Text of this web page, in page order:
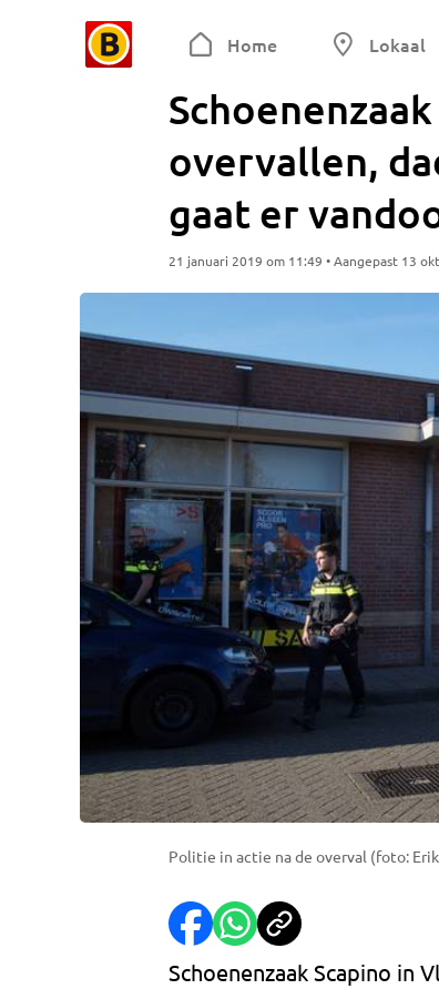
Home Lokaal
overvallen,
gaat er
21 januari 2019 om 11:49 • Aangepast 13
Politie in actie na de overval (foto:
Schoenenzaak Scapino in